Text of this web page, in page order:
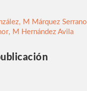
, M Márquez Serrano
, M Hernández Avila